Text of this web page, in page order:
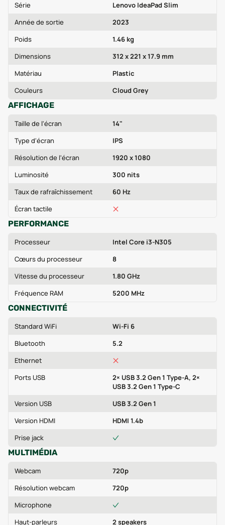
Série
Lenovo IdeaPad Slim
Année de sortie
2023
Poids
1.46 kg
Dimensions
312 x 221 x 17.9 mm
Matériau
Plastic
Couleurs
Cloud Grey
AFFICHAGE
Taille de l'écran
14"
Type d'écran
IPS
Résolution de l'écran
1920 x 1080
Luminosité
300 nits
Taux de rafraîchissement
60 Hz
Écran tactile
PERFORMANCE
Processeur
Intel Core i3-N305
Cœurs du processeur
8
Vitesse du processeur
1.80 GHz
Fréquence RAM
5200 MHz
CONNECTIVITÉ
Standard WiFi
Wi-Fi 6
Bluetooth
5.2
Ethernet
Ports USB
2× USB 3.2 Gen 1 Type-A, 2×
USB 3.2 Gen 1 Type-C
Version USB
USB 3.2 Gen 1
Version HDMI
HDMI 1.4b
Prise jack
MULTIMÉDIA
Webcam
720p
Résolution webcam
720p
Microphone
Haut-parleurs
2 speakers